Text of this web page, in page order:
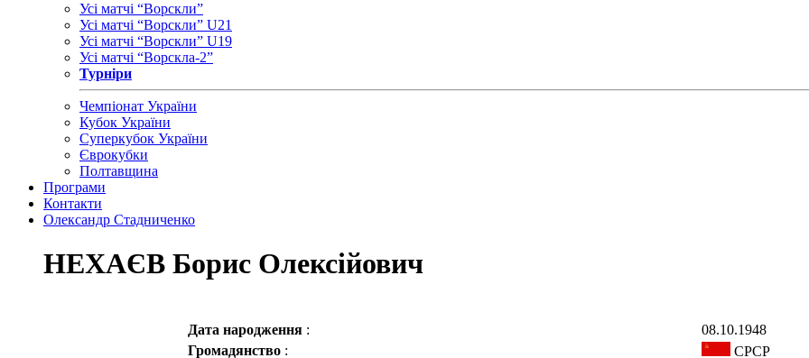
Усі матчі “Ворскли”
Усі матчі “Ворскли” U21
Усі матчі “Ворскли” U19
Усі матчі “Ворскла-2”
Турніри
Чемпіонат України
Кубок України
Суперкубок України
Єврокубки
Полтавщина
Програми
Контакти
Олександр Стадниченко
НЕХАЄВ Борис Олексійович
Дата народження :
08.10.1948
Громадянство :
СРСР